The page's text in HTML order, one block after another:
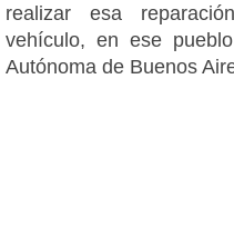
realizar esa
vehículo, en ese
Autónoma de Buenos